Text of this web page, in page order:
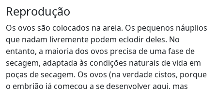
Reprodução
Os ovos são colocados na areia. Os pequenos náuplios
que nadam livremente podem eclodir deles. No
entanto, a maioria dos ovos precisa de uma fase de
secagem, adaptada às condições naturais de vida em
poças de secagem. Os ovos (na verdade cistos, porque
o embrião já começou a se desenvolver aqui, mas